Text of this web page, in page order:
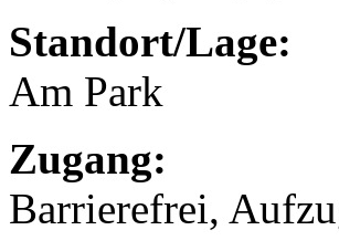
Standort/Lage:
Am Park
Zugang:
Barrierefrei,